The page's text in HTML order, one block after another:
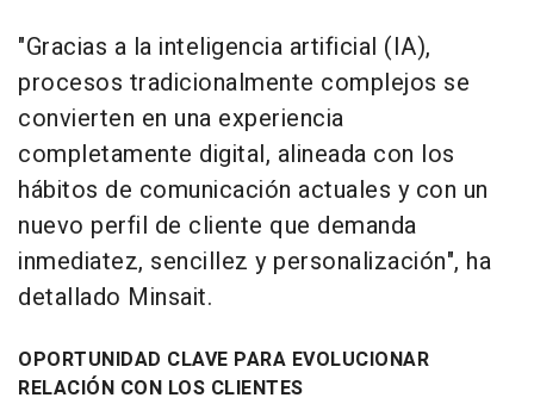
"Gracias a la inteligencia artificial (IA),
procesos tradicionalmente complejos se
convierten en una experiencia
completamente digital, alineada con los
hábitos de comunicación actuales y con un
nuevo perfil de cliente que demanda
inmediatez, sencillez y personalización", ha
detallado Minsait.
OPORTUNIDAD CLAVE PARA EVOLUCIONAR
RELACIÓN CON LOS CLIENTES